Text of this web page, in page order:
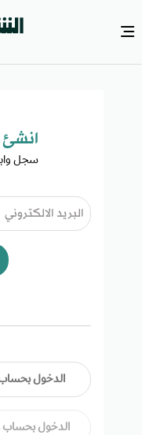
سجل
الدخول
الدخول